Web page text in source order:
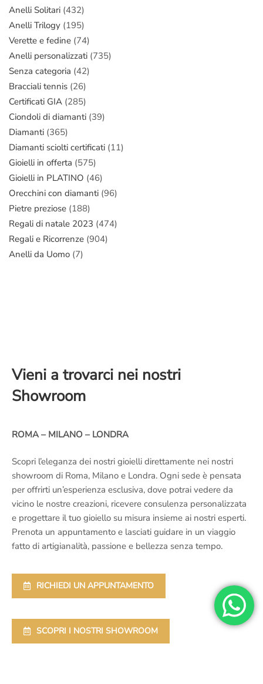
Anelli Solitari (432)
Anelli Trilogy (195)
Verette e fedine (74)
Anelli personalizzati (735)
Senza categoria (42)
Bracciali tennis (26)
Certificati GIA (285)
Ciondoli di diamanti (39)
Diamanti (365)
Diamanti sciolti certificati (11)
Gioielli in offerta (575)
Gioielli in PLATINO (46)
Orecchini con diamanti (96)
Pietre preziose (188)
Regali di natale 2023 (474)
Regali e Ricorrenze (904)
Anelli da Uomo (7)
Vieni a trovarci nei nostri
Showroom
ROMA – MILANO – LONDRA
Scopri l’eleganza dei nostri gioielli direttamente nei nostri
showroom di Roma, Milano e Londra. Ogni sede è pensata
per offrirti un’esperienza esclusiva, dove potrai vedere da
vicino le nostre creazioni, ricevere consulenza personalizzata
e progettare il tuo gioiello su misura insieme ai nostri esperti.
Prenota un appuntamento e lasciati guidare in un viaggio
fatto di artigianalità, passione e bellezza senza tempo.
RICHIEDI UN APPUNTAMENTO
SCOPRI I NOSTRI SHOWROOM